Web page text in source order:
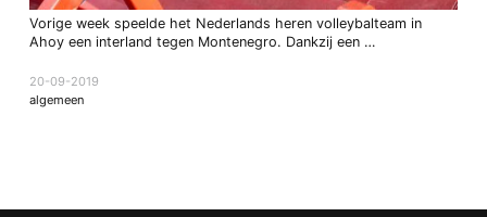
Vorige week speelde het Nederlands heren volleybalteam in
Ahoy een interland tegen Montenegro. Dankzij een …
20-09-2019
algemeen